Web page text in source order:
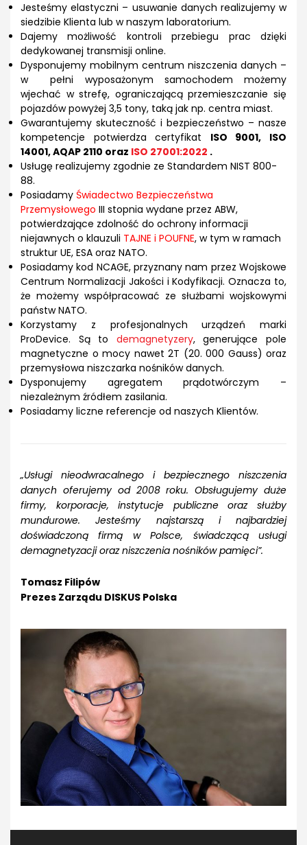
Jesteśmy elastyczni – usuwanie danych realizujemy w
siedzibie Klienta lub w naszym laboratorium.
Dajemy możliwość kontroli przebiegu prac dzięki
dedykowanej transmisji online.
Dysponujemy mobilnym centrum niszczenia danych –
w pełni wyposażonym samochodem możemy
wjechać w strefę, ograniczającą przemieszczanie się
pojazdów powyżej 3,5 tony, taką jak np. centra miast.
Gwarantujemy skuteczność i bezpieczeństwo – nasze
kompetencje potwierdza certyfikat ISO 9001, ISO
14001, AQAP 2110 oraz ISO 27001:2022 .
Usługę realizujemy zgodnie ze Standardem NIST 800-
88.
Posiadamy Świadectwo Bezpieczeństwa
Przemysłowego III stopnia wydane przez ABW,
potwierdzające zdolność do ochrony informacji
niejawnych o klauzuli TAJNE i POUFNE, w tym w ramach
struktur UE, ESA oraz NATO.
Posiadamy kod NCAGE, przyznany nam przez Wojskowe
Centrum Normalizacji Jakości i Kodyfikacji. Oznacza to,
że możemy współpracować ze służbami wojskowymi
państw NATO.
Korzystamy z profesjonalnych urządzeń marki
ProDevice. Są to demagnetyzery, generujące pole
magnetyczne o mocy nawet 2T (20. 000 Gauss) oraz
przemysłowa niszczarka nośników danych.
Dysponujemy agregatem prądotwórczym –
niezależnym źródłem zasilania.
Posiadamy liczne referencje od naszych Klientów.
„Usługi nieodwracalnego i bezpiecznego niszczenia
danych oferujemy od 2008 roku. Obsługujemy duże
firmy, korporacje, instytucje publiczne oraz służby
mundurowe. Jesteśmy najstarszą i najbardziej
doświadczoną firmą w Polsce, świadczącą usługi
demagnetyzacji oraz niszczenia nośników pamięci”.
Tomasz Filipów
Prezes Zarządu DISKUS Polska